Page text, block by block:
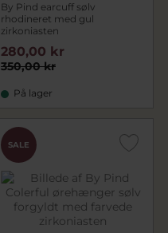
By Pind earcuff sølv
rhodineret med gul
zirkoniasten
350,00 kr
280,00 kr
På lager
SALE